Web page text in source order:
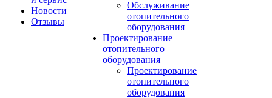
Новости
Отзывы
Обслуживание
отопительного
оборудования
Проектирование
отопительного
оборудования
Проектирование
отопительного
оборудования